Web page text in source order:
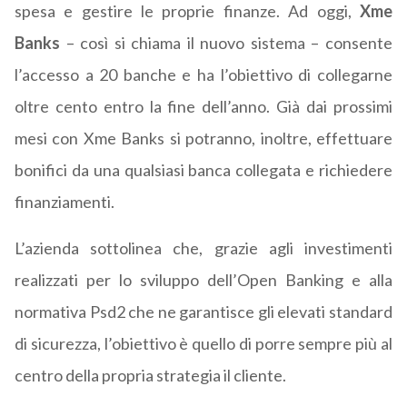
spesa e gestire le proprie finanze. Ad oggi, Xme
Banks – così si chiama il nuovo sistema – consente
l’accesso a 20 banche e ha l’obiettivo di collegarne
oltre cento entro la fine dell’anno. Già dai prossimi
mesi con Xme Banks si potranno, inoltre, effettuare
bonifici da una qualsiasi banca collegata e richiedere
finanziamenti.
L’azienda sottolinea che, grazie agli investimenti
realizzati per lo sviluppo dell’Open Banking e alla
normativa Psd2 che ne garantisce gli elevati standard
di sicurezza, l’obiettivo è quello di porre sempre più al
centro della propria strategia il cliente.